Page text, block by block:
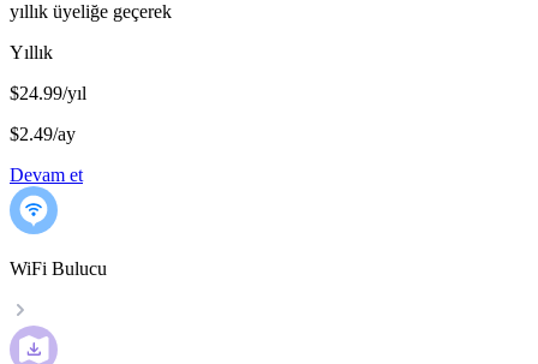
yıllık üyeliğe geçerek
Yıllık
$24.99/yıl
$2.49/ay
Devam et
WiFi Bulucu